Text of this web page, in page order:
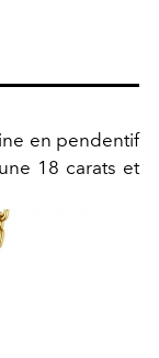
en pendentif
18 carats et